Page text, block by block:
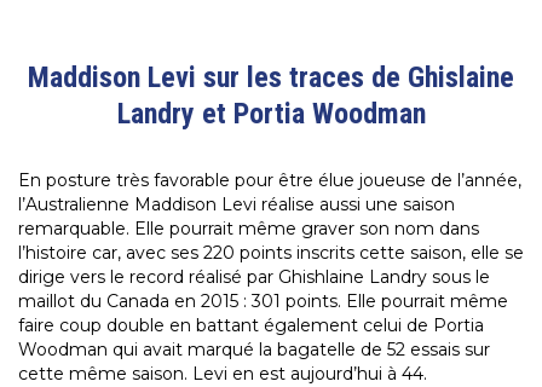
Maddison Levi sur les traces de Ghislaine
Landry et Portia Woodman
En posture très favorable pour être élue joueuse de l’année,
l’Australienne Maddison Levi réalise aussi une saison
remarquable. Elle pourrait même graver son nom dans
l’histoire car, avec ses 220 points inscrits cette saison, elle se
dirige vers le record réalisé par Ghishlaine Landry sous le
maillot du Canada en 2015 : 301 points. Elle pourrait même
faire coup double en battant également celui de Portia
Woodman qui avait marqué la bagatelle de 52 essais sur
cette même saison. Levi en est aujourd’hui à 44.